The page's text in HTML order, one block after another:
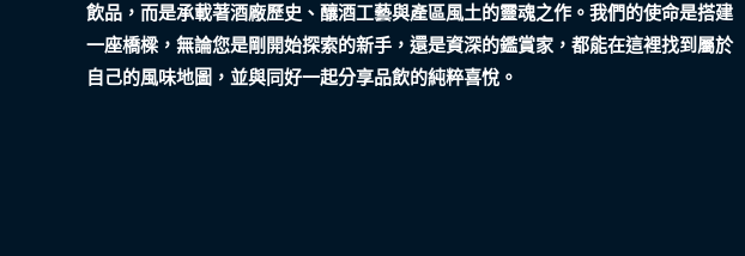
飲品，而是承載著酒廠歷史、釀酒工藝與產區風土的靈魂之作。我們的使命是搭建
一座橋樑，無論您是剛開始探索的新手，還是資深的鑑賞家，都能在這裡找到屬於
自己的風味地圖，並與同好一起分享品飲的純粹喜悅。